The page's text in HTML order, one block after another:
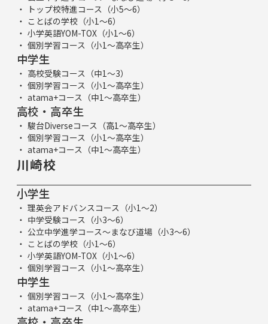
トップ校特進コース（小5～6）
ことばの学校（小1～6）
小学英語YOM-TOX（小1～6）
個別学習コース（小1～高卒生）
中学生
高校受験コース（中1～3）
個別学習コース（小1～高卒生）
atama+コース（中1～高卒生）
高校・高卒生
駿台Diverseコース（高1～高卒生）
個別学習コース（小1～高卒生）
atama+コース（中1～高卒生）
川崎校
小学生
理英会アドバンスコース（小1～2）
中学受験コース（小3～6）
公立中学進学コース～まなび道場（小3～6）
ことばの学校（小1～6）
小学英語YOM-TOX（小1～6）
個別学習コース（小1～高卒生）
中学生
個別学習コース（小1～高卒生）
atama+コース（中1～高卒生）